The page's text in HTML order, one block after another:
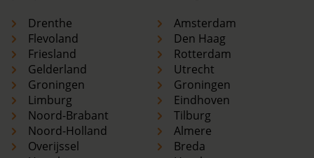
Drenthe
Flevoland
Friesland
Gelderland
Groningen
Limburg
Noord-Brabant
Noord-Holland
Overijssel
Amsterdam
Den Haag
Rotterdam
Utrecht
Groningen
Eindhoven
Tilburg
Almere
Breda